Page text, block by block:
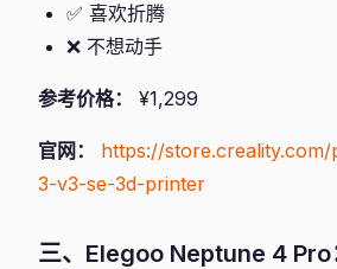
✅ 喜欢折腾
❌ 不想动手
参考价格： ¥1,299
官网：
https://
3-v3-se-3d-printer
三、Elegoo Neptune 4 Pro